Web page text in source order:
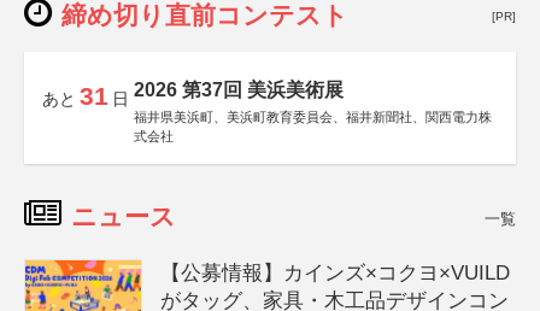
締め切り直前コンテスト [PR]
あと 31 日 2026 第37回 美浜美術展
福井県美浜町、美浜町教育委員会、福井新聞社、関西電力株
式会社
ニュース 一覧
【公募情報】カインズ×コクヨ×VUILD
がタッグ、家具・木工品デザインコン